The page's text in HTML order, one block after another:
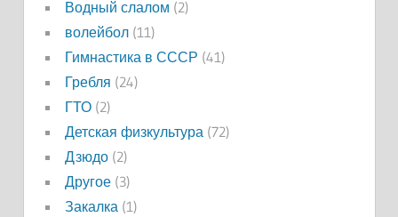
Водный слалом (2)
волейбол(11)
Гимнастика в СССР (41)
Гребля (24)
ГТО(2)
Детская физкультура(72)
Дзюдо(2)
Другое(3)
Закалка(1)